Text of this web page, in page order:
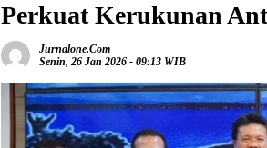
Perkuat Kerukunan
Jurnalone.com
Senin, 26 Jan 2026 - 09:13 WIB